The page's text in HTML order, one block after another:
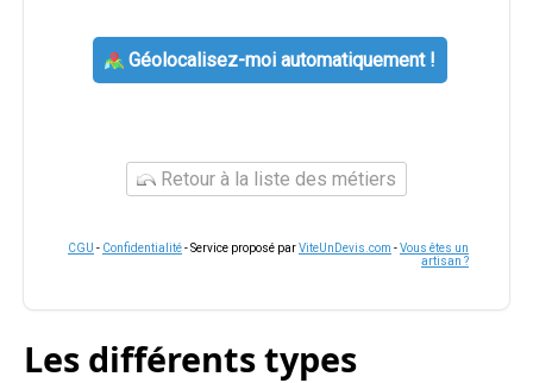
Géolocalisez-moi automatiquement !
Retour à la liste des métiers
CGU - Confidentialité- Service proposé parViteUnDevis.com -Vous êtes un
artisan ?
Les différents types